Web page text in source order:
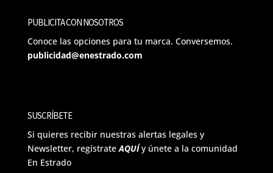
PUBLICITA CON NOSOTROS
Conoce las opciones para tu marca. Conversemos.
publicidad@enestrado.com
SUSCRÍBETE
Si quieres recibir nuestras alertas legales y
Newsletter, regístrateAQUÍ y únete a la comunidad
En Estrado